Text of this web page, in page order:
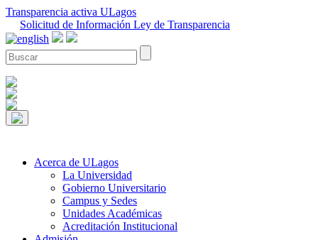
Transparencia activa ULagos
Solicitud de Información Ley de Transparencia
Acerca de ULagos
La Universidad
Gobierno Universitario
Campus y Sedes
Unidades Académicas
Acreditación Institucional